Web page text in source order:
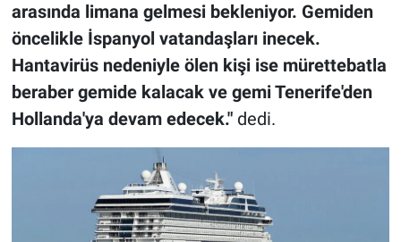
arasında limana gelmesi bekleniyor. Gemiden
öncelikle İspanyol vatandaşları inecek.
Hantavirüs nedeniyle ölen kişi ise mürettebatla
beraber gemide kalacak ve gemi Tenerife'den
Hollanda'ya devam edecek."dedi.